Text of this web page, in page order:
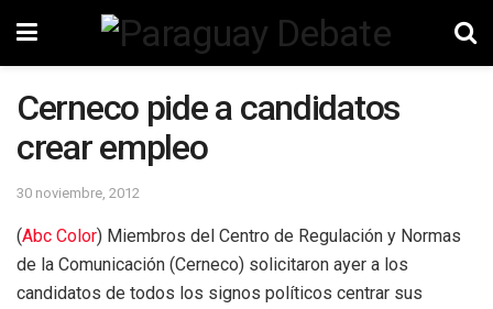
Cerneco pide a candidatos
crear empleo
30 noviembre, 2012
(Abc Color) Miembros del Centro de Regulación y Normas
de la Comunicación (Cerneco) solicitaron ayer a los
candidatos de todos los signos políticos centrar sus